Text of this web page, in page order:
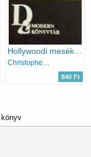
Hollywoodi mesék (Három színmű)
Christopher Hampton
840 Ft